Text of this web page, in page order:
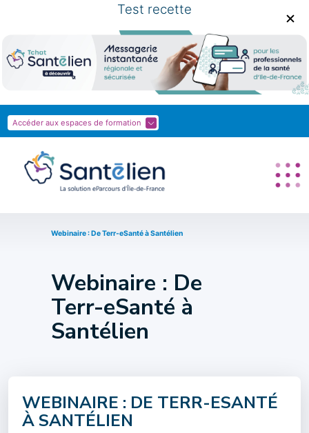
Test recette
Accéder aux espaces de formation
Webinaire : De Terr-eSanté à Santélien
Webinaire : De
Terr-eSanté à
Santélien
WEBINAIRE : DE TERR-ESANTÉ
À SANTÉLIEN